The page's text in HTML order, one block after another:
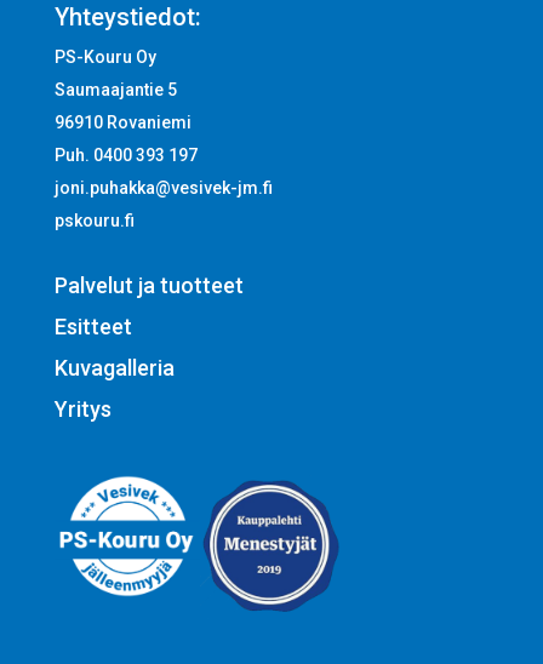
Yhteystiedot:
PS-Kouru Oy
Saumaajantie 5
96910 Rovaniemi
Puh. 0400 393 197
joni.puhakka@vesivek-jm.fi
pskouru.fi
Palvelut ja tuotteet
Esitteet
Kuvagalleria
Yritys